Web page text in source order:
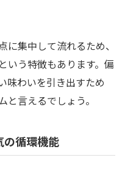
に集中して流れるため、
いう特徴もあります。偏
味わいを引き出すため
言えるでしょう。
の循環機能